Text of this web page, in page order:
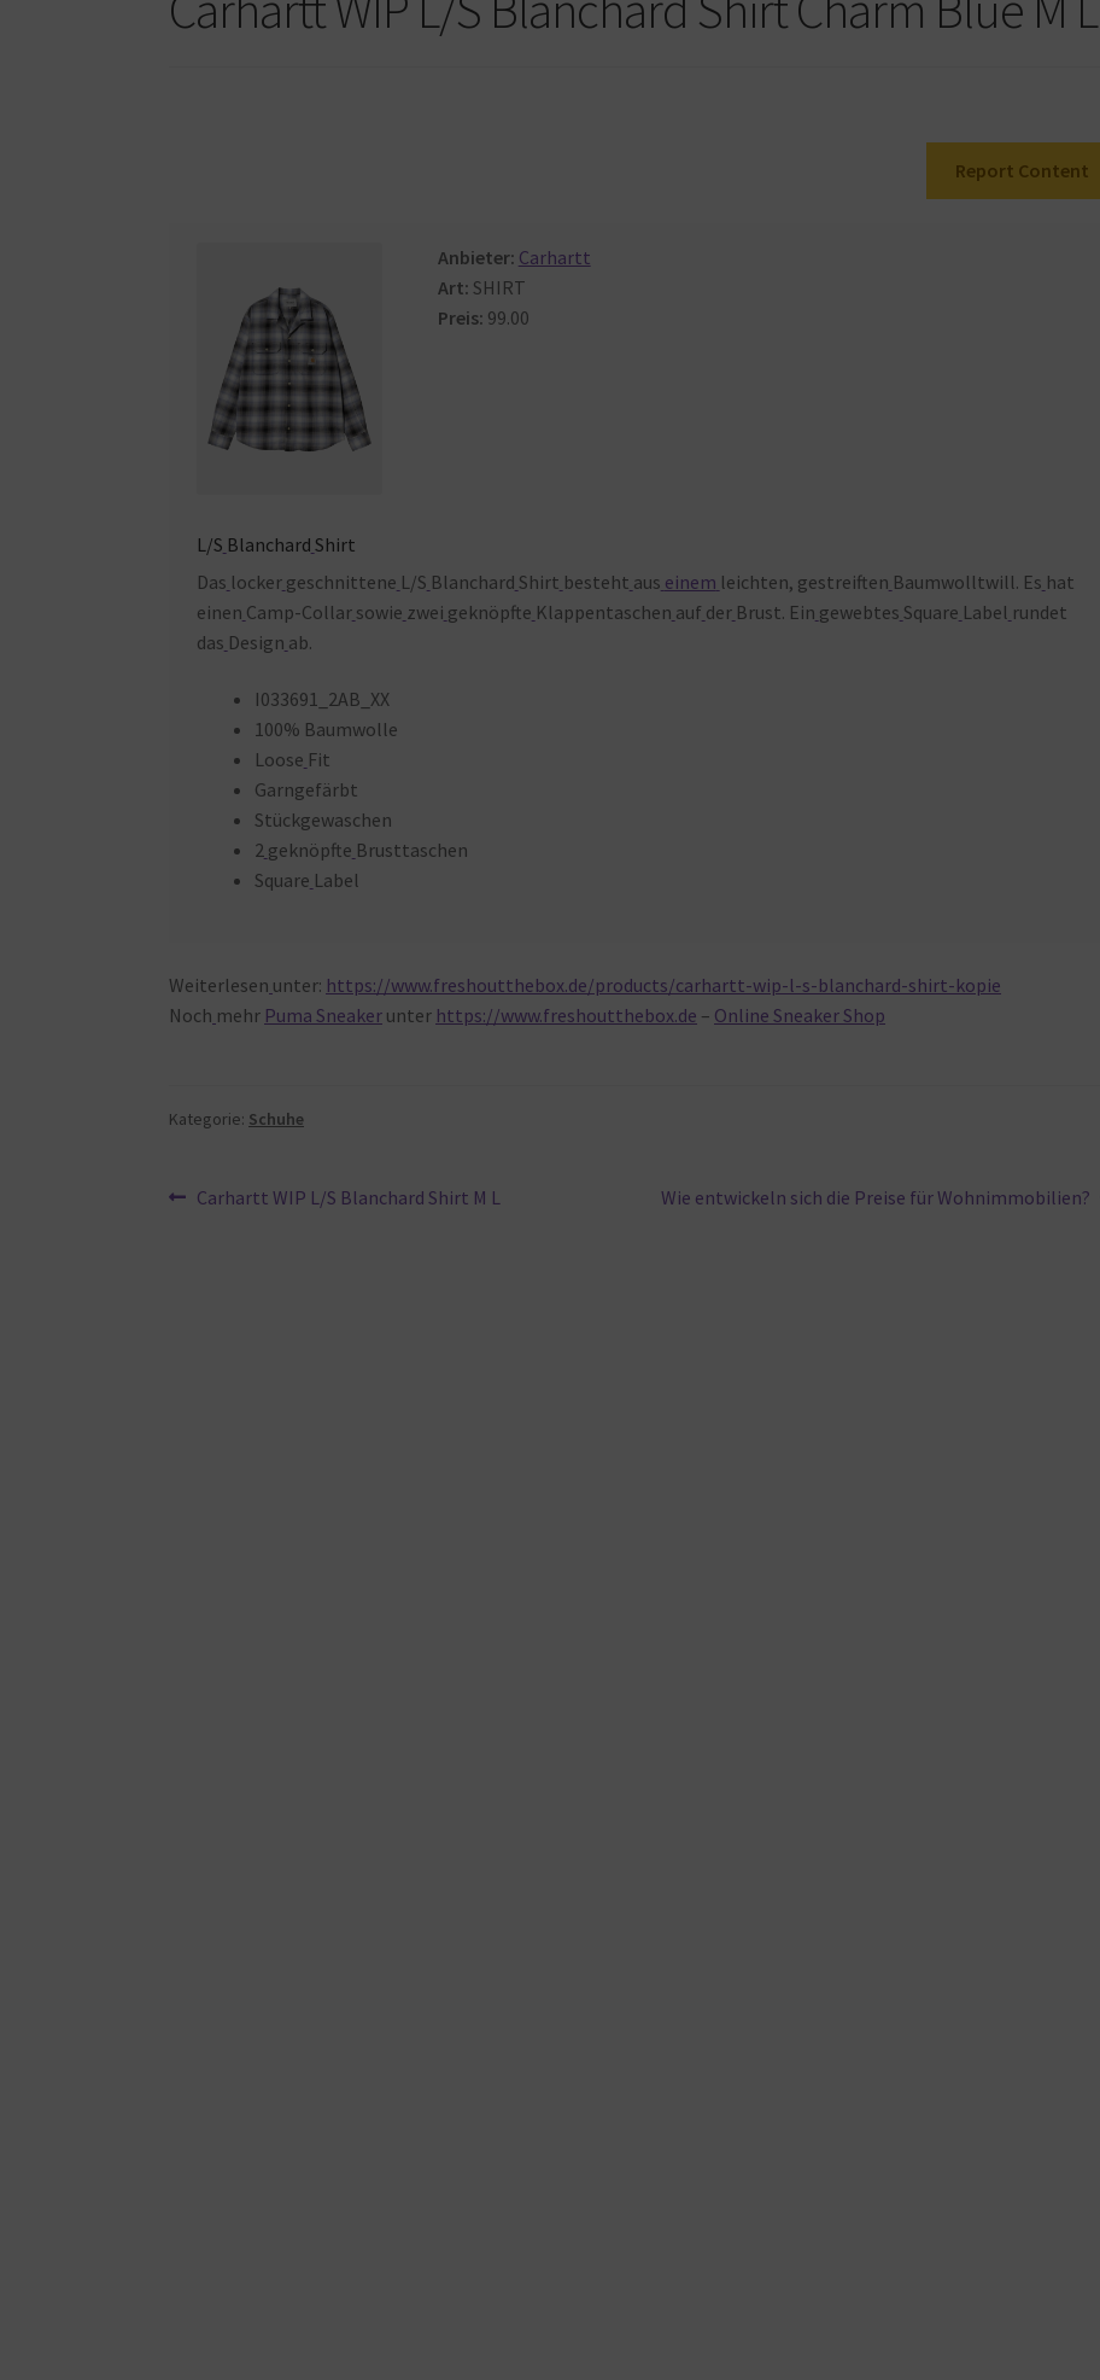
Report Content
Anbieter: Carhartt
Art: SHIRT
Preis: 99.00
L/S Blanchard Shirt
Das locker geschnittene L/S Blanchard Shirt besteht aus einem leichten, gestreiften Baumwolltwill. Es hat
einen Camp-Collar sowie zwei geknöpfte Klappentaschen auf der Brust. Ein gewebtes Square Label rundet
das Design ab.
I033691_2AB_XX
100% Baumwolle
Loose Fit
Garngefärbt
Stückgewaschen
2 geknöpfte Brusttaschen
Square Label
Weiterlesen unter: https://www.freshoutthebox.de/products/carhartt-wip-l-s-blanchard-shirt-kopie
Noch mehr Puma Sneaker unter https://www.freshoutthebox.de – Online Sneaker Shop
Kategorie: Schuhe
Beitragsnavigation
Vorheriger
Carhartt WIP L/S Blanchard Shirt M L
Nächster
Wie entwickeln sich die Preise für Wohnimmobilien?